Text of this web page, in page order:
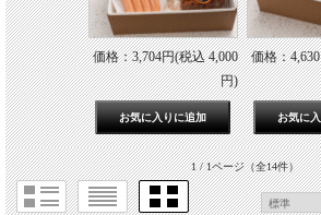
価格：3,704円(税込 4,000
円)
価格：
1 / 1ページ（全14件）